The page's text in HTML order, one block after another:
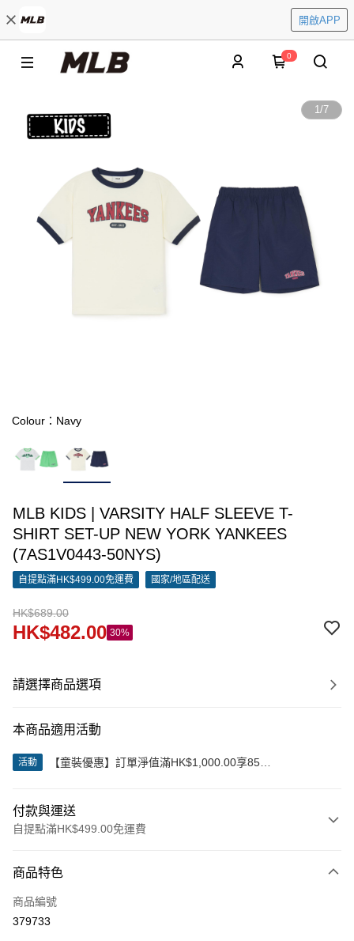
開啟APP
0
1/7
Colour：Navy
MLB KIDS | VARSITY HALF SLEEVE T-
SHIRT SET-UP NEW YORK YANKEES
(7AS1V0443-50NYS)
自提點滿HK$499.00免運費 國家/地區配送
HK$689.00
HK$482.00 30%
請選擇商品選項
本商品適用活動
活動
【童裝優惠】訂單淨值滿HK$1,000.00享85
付款與運送
自提點滿HK$499.00免運費
信用卡
Apple Pay
商品特色
商品編號
379733